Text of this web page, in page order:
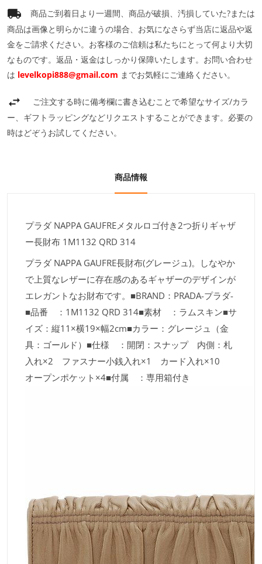
商品ご到着日より一週間、商品が破損、汚損していた?または
商品は画像と明らかに違うの場合、お気になさらず当店に返品や返
金をご請求ください。お客様のご信頼は私たちにとって何より大切
なものです。返品・返金はしっかり保障いたします。お問い合わせ
は levelkopi888@gmail.com までお気軽にご連絡ください。
ご注文する時に備考欄に書き込むことで希望なサイズ/カラ
ー、ギフトラッピングなどリクエストすることができます。必要の
時はどぞうお試してください。
商品情報
プラダ NAPPA GAUFREメタルロゴ付き2つ折りギャザ
ー長財布 1M1132 QRD 314
プラダ NAPPA GAUFRE長財布(グレージュ)。しなやか
で上質なレザーに存在感のあるギャザーのデザインが
エレガントなお財布です。■BRAND：PRADA-プラダ-
■品番 ：1M1132 QRD 314■素材 ：ラムスキン■サ
イズ：縦11×横19×幅2cm■カラー：グレージュ（金
具：ゴールド）■仕様 ：開閉：スナップ 内側：札
入れ×2 ファスナー小銭入れ×1 カード入れ×10
オープンポケット×4■付属 ：専用箱付き